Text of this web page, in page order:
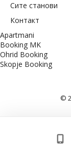
Сите станови
Контакт
Apartmani
Booking MK
Ohrid Booking
Skopje Booking
©